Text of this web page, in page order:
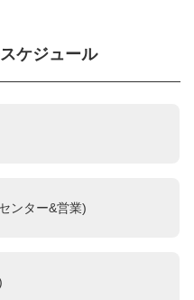
ケジュール
ンター&営業)